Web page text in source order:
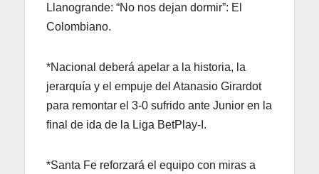
Llanogrande: “No nos dejan dormir”: El
Colombiano.
*Nacional deberá apelar a la historia, la
jerarquía y el empuje del Atanasio Girardot
para remontar el 3-0 sufrido ante Junior en la
final de ida de la Liga BetPlay-I.
*Santa Fe reforzará el equipo con miras a